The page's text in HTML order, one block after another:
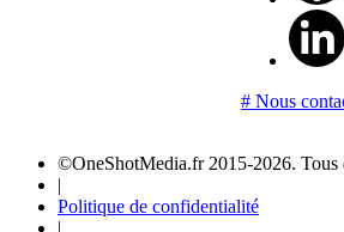
# Nous
©OneShotMedia.fr 2015-2026. Tous
|
Politique de confidentialité